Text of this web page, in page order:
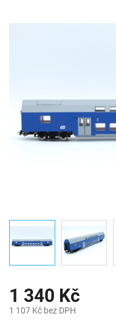
1 340 Kč
1 107 Kč bez DPH